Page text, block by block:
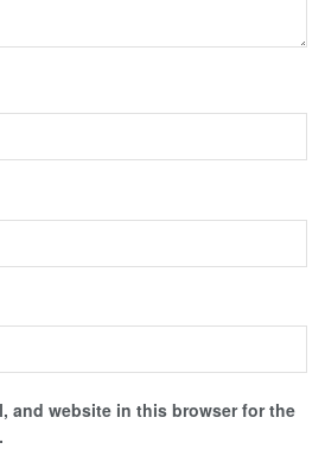
and website in this browser for the